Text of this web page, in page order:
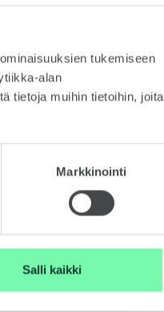
tukemiseen
alan
tietoja muihin tietoihin, joita
Markkinointi
Salli kaikki